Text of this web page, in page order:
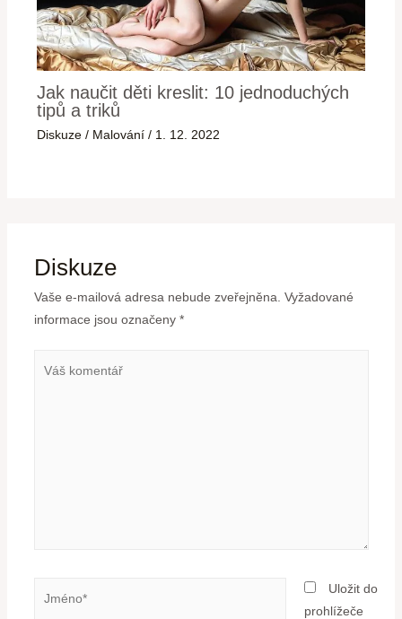
Jak naučit děti kreslit: 10 jednoduchých
tipů a triků
Diskuze / Malování / 1. 12. 2022
Diskuze
Vaše e-mailová adresa nebude zveřejněna. Vyžadované
informace jsou označeny *
Uložit do
prohlížeče